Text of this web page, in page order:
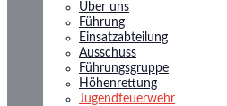
Über uns
Führung
Einsatzabteilung
Ausschuss
Führungsgruppe
Höhenrettung
Jugendfeuerwehr